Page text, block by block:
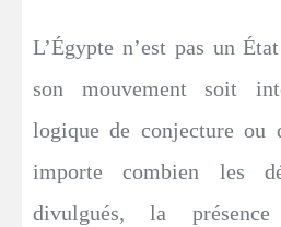
L’Égypte n’est pas un
son mouvement soit
logique de conjecture ou
importe combien les
divulgués, la